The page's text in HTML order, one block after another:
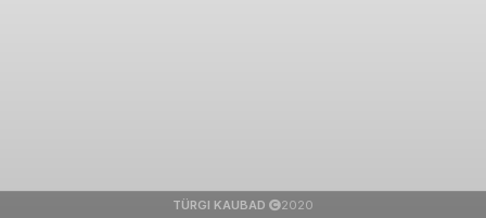
TÜRGI KAUBAD 2020